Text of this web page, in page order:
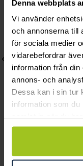
Denna webbplats
Vi använder
och annonserna till
för sociala medier
vidarebefordrar
information från
annons- och
Dessa kan i sin tur
information som du
August
Pris:990 kr
990 kr